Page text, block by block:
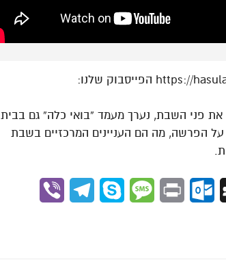
ניתן להשתתף בשידור חי באתר הסולם -.https://hasulam.co.il הפייסבוק שלנו:
את פני השבת, נערך מעמד “בואי כלה” גם בבית
הפרשה, מה הם העניינים המרכזיים בשבת
MySpace
Outlook.com
Print
Message
Skype
Telegram